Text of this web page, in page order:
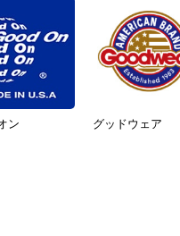
ン グッドウェア